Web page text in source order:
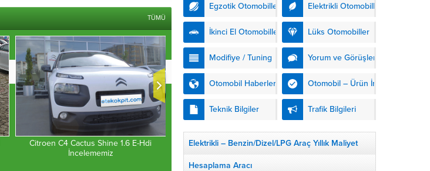
7 8 9 10
TÜMÜ
Citroen C4 Cactus Shine 1.6 E-Hdi
İncelememiz
Audi A3 Sportback (8V) 1.6 TDi Attraction
İnceleme
Jeep Cherokee (KL) 2.0
Dizel
Egzotik Otomobiller Elektrikli Otomobiller
İkinci El Otomobiller Lüks Otomobiller
Modifiye / Tuning Yorum ve Görüşler
Otomobil Haberleri Otomobil – Ürün İnceleme
Teknik Bilgiler Trafik Bilgileri
Elektrikli – Benzin/Dizel/LPG Araç Yıllık Maliyet
Hesaplama Aracı